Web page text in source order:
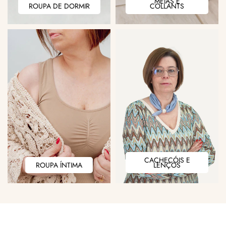
ROUPA
DE
DORMIR
ROUPA DE DORMIR
E
COLLANTS
COLLANTS
ROUPA
ÍNTIMA
ROUPA ÍNTIMA
CACHECÓIS
E
LENÇOS
CACHECÓIS E
LENÇOS